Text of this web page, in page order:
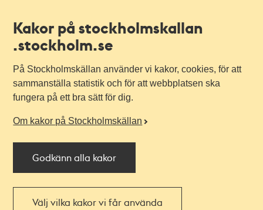
Kakor på stockholmskallan
.stockholm.se
På Stockholmskällan använder vi kakor, cookies, för att
sammanställa statistik och för att webbplatsen ska
fungera på ett bra sätt för dig.
Om kakor på Stockholmskällan
Godkänn alla kakor
Välj vilka kakor vi får använda